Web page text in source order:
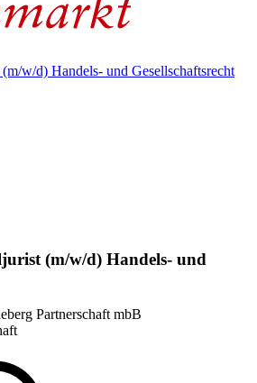
w/d) Handels- und Gesellschaftsrecht
(m/w/d) Handels- und
Partnerschaft mbB